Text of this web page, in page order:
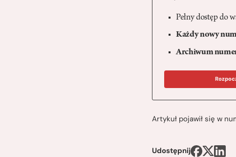
Pełny dostęp do
Każdy nowy
Archiwum
Artykuł pojawił się w
Udostępnij